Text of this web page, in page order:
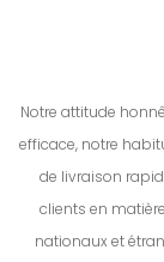
Notre attitude
efficace, notre
de livraison
clients en
nationaux et